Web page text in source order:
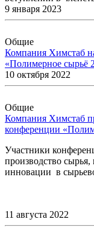
9 января 2023
Общие
Компания Химстаб
«Полимерное сырьё
10 октября 2022
Общие
Компания Химстаб
конференции
Участники
производство
инновации в
11 августа 2022